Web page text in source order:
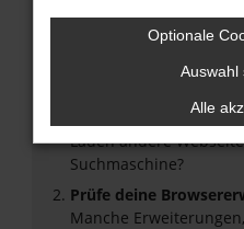
Beim Laden ist ein Fehler
Internetverbindung.
Laden andere
Suchmaschine?
Prüfe deine
Manche
Optionale
Auswahl
Alle